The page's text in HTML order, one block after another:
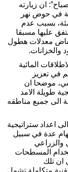
ان زيارته
في حوض نهر
يعاني عجزا مائيا يصل الى 80 بالمئة، بسبب عدم
عليها مسبقا
معدلات هطول
والخزانات.
المائية
يسهم في تعزيز
موضحا ان
طويلة الامد
الى جميع مناطقه
اعداد ستراتيجية
عدة في سبيل
والزراعي
المسطحات
ان تلك
متكاملة تشمل